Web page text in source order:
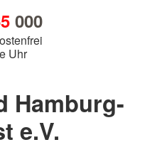
000
Uhr
Hamburg-
e.V.